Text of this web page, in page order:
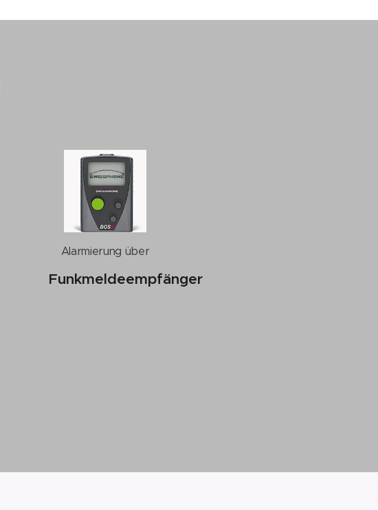
Alarmierung über
Funkmeldeempfänger